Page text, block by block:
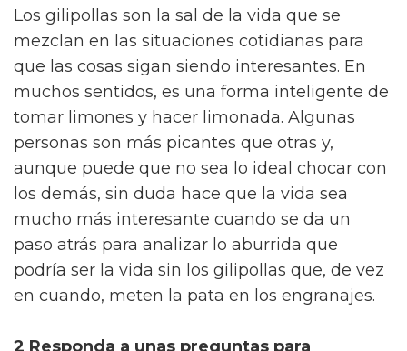
Los gilipollas son la sal de la vida que se
mezclan en las situaciones cotidianas para
que las cosas sigan siendo interesantes. En
muchos sentidos, es una forma inteligente de
tomar limones y hacer limonada. Algunas
personas son más picantes que otras y,
aunque puede que no sea lo ideal chocar con
los demás, sin duda hace que la vida sea
mucho más interesante cuando se da un
paso atrás para analizar lo aburrida que
podría ser la vida sin los gilipollas que, de vez
en cuando, meten la pata en los engranajes.
2 Responda a unas preguntas para